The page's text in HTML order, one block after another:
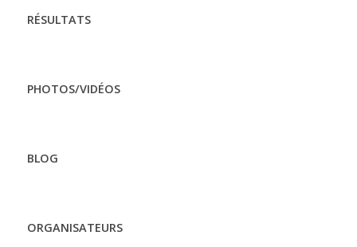
RÉSULTATS
PHOTOS/VIDÉOS
BLOG
ORGANISATEURS